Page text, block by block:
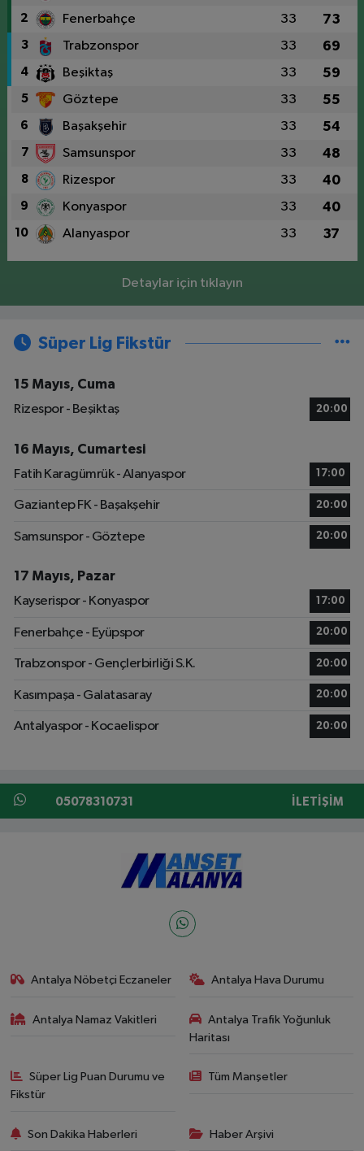
2 Fenerbahçe 33 73
3 Trabzonspor 33 69
4 Beşiktaş 33 59
5 Göztepe 33 55
6 Başakşehir 33 54
7 Samsunspor 33 48
8 Rizespor 33 40
9 Konyaspor 33 40
10 Alanyaspor 33 37
Detaylar için tıklayın
Süper Lig Fikstür
15 Mayıs, Cuma
Rizespor - Beşiktaş
20:00
16 Mayıs, Cumartesi
Fatih Karagümrük - Alanyaspor
17:00
Gaziantep FK - Başakşehir 20:00
Samsunspor - Göztepe 20:00
17 Mayıs, Pazar
Kayserispor - Konyaspor
17:00
Fenerbahçe - Eyüpspor 20:00
Trabzonspor - Gençlerbirliği S.K. 20:00
Kasımpaşa - Galatasaray 20:00
Antalyaspor - Kocaelispor 20:00
05078310731 İLETIŞIM
Antalya Nöbetçi Eczaneler Antalya Hava Durumu
Antalya Namaz Vakitleri
Antalya Trafik Yoğunluk
Haritası
Süper Lig Puan Durumu ve
Fikstür
Tüm Manşetler
Son Dakika Haberleri Haber Arşivi